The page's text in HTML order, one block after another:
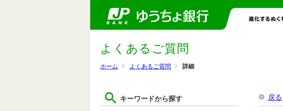
ホーム よくあるご質問 詳細
よくあるご質問
キーワードから探す 戻る